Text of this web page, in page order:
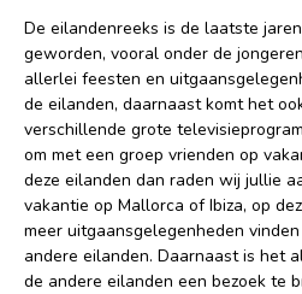
De eilandenreeks is de laatste
geworden, vooral onder de
allerlei feesten en
de eilanden, daarnaast komt het
verschillende grote
om met een groep vrienden op
deze eilanden dan raden wij jullie
vakantie op Mallorca of Ibiza, op
meer uitgaansgelegenheden
andere eilanden. Daarnaast is het
de andere eilanden een bezoek te